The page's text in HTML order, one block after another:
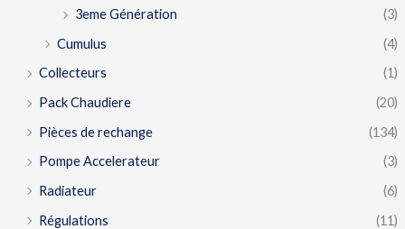
3eme Génération
(3)
Cumulus
(4)
Collecteurs
(1)
Pack Chaudiere
(20)
Pièces de rechange
(134)
Pompe Accelerateur
(3)
Radiateur
(6)
Régulations
(11)